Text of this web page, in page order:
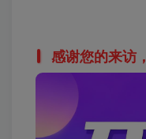
感谢您的来访